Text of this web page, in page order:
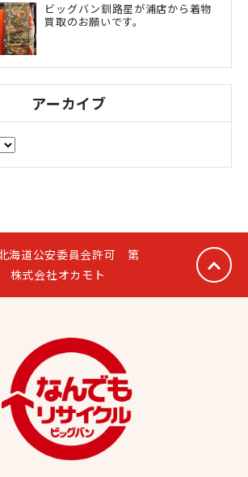
ビッグバン釧路星が浦店から着物
買取のお願いです。
アーカイブ
海道公安委員会許可 第
式会社オカモト